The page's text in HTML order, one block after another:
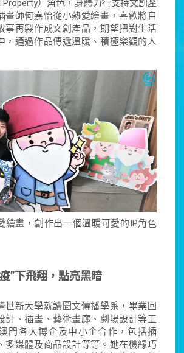
Property）角色，身體力行支持文創產
畫師何嘉怡從小熱愛繪畫，喜歡將自
事再製作成文創產品，期望把對生活
，通過作品傳遞溫暖、積極樂觀的人
繪畫，創作出一個溫暖可愛的IP角色
”下飛翔，點亮黑暗
世新大學就讀圖文傳播學系，畢業回
計、插畫、藝術畫廊、劇場設計等工
門各大博企及中小企合作，包括插
多媒體及商品設計等等。她在機緣巧